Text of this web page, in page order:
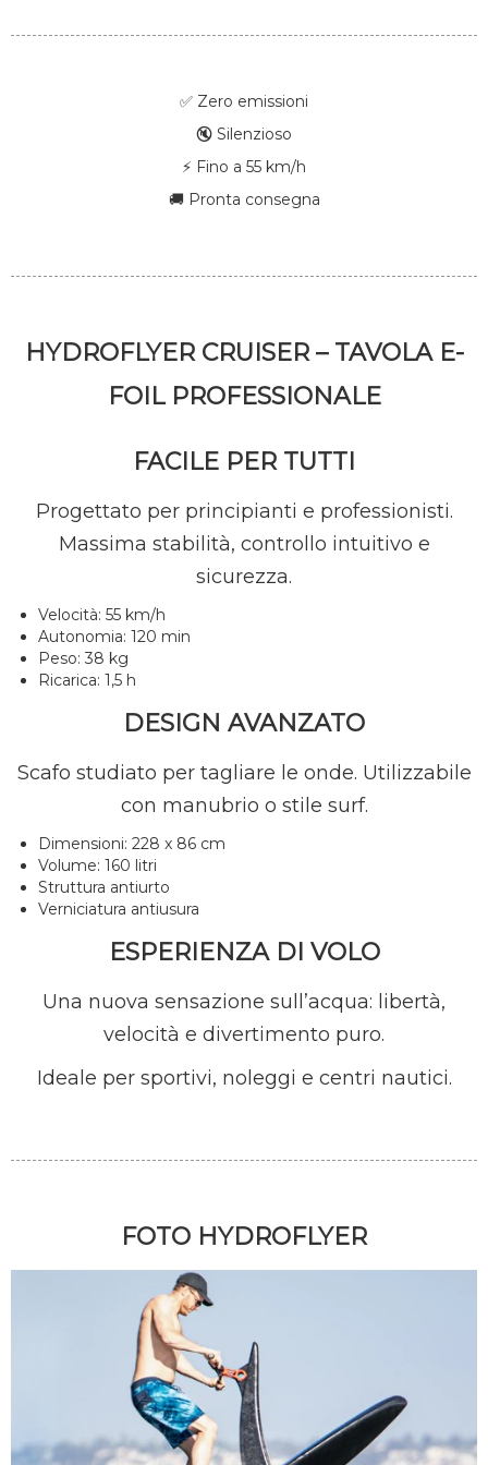
✅ Zero emissioni
🔇 Silenzioso
⚡ Fino a 55 km/h
🚚 Pronta consegna
HYDROFLYER CRUISER – TAVOLA E-
FOIL PROFESSIONALE
FACILE PER TUTTI
Progettato per principianti e professionisti.
Massima stabilità, controllo intuitivo e
sicurezza.
Velocità: 55 km/h
Autonomia: 120 min
Peso: 38 kg
Ricarica: 1,5 h
DESIGN AVANZATO
Scafo studiato per tagliare le onde. Utilizzabile
con manubrio o stile surf.
Dimensioni: 228 x 86 cm
Volume: 160 litri
Struttura antiurto
Verniciatura antiusura
ESPERIENZA DI VOLO
Una nuova sensazione sull’acqua: libertà,
velocità e divertimento puro.
Ideale per sportivi, noleggi e centri nautici.
FOTO HYDROFLYER